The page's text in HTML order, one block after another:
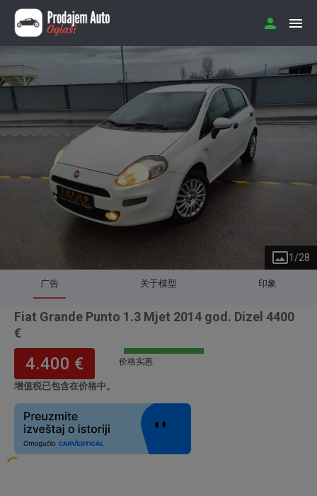
1 /28
广告 关于模型 印象
Fiat Grande Punto 1.3 Mjet 2014 god. Dizel 4400
€
4.400 €
增值税已包含在价格中。
价格实惠